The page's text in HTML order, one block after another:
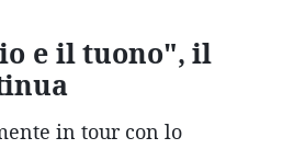
e il tuono", il
in tour con lo